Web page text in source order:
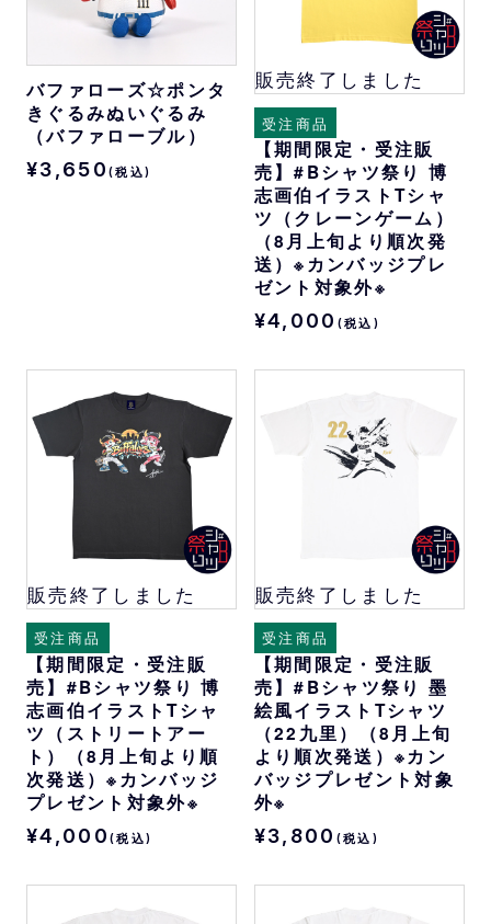
バファローズ☆ポンタ
きぐるみぬいぐるみ
（バファローブル）
¥3,650 (税込)
販売終了しました
受注商品
【期間限定・受注販
売】#Bシャツ祭り 博
志画伯イラストTシャ
ツ（クレーンゲーム）
（8月上旬より順次発
送）※カンバッジプレ
ゼント対象外※
¥4,000 (税込)
販売終了しました
受注商品
【期間限定・受注販
売】#Bシャツ祭り 博
志画伯イラストTシャ
ツ（ストリートアー
ト）（8月上旬より順
次発送）※カンバッジ
プレゼント対象外※
¥4,000 (税込)
販売終了しました
受注商品
【期間限定・受注販
売】#Bシャツ祭り 墨
絵風イラストTシャツ
（22九里）（8月上旬
より順次発送）※カン
バッジプレゼント対象
外※
¥3,800 (税込)